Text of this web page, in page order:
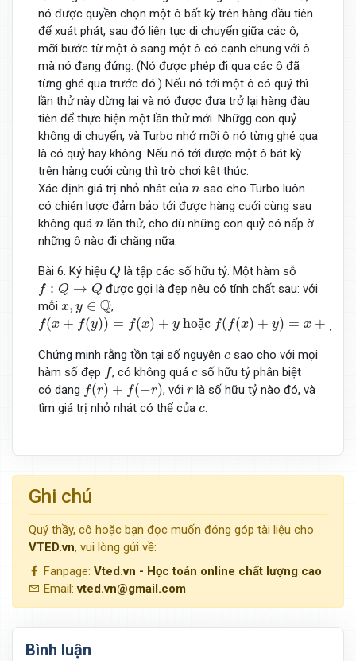
nó được quyền chọn một ô bất kỳ trên hàng đầu tiên
để xuát phát, sau đó liên tục di chuyển giữa các ô,
mỡi bước từ một ô sang một ô có cạnh chung với ô
mà nó đang đứng. (Nó được phép đi qua các ô đã
từng ghé qua trước đó.) Nếu nó tới một ô có quý thì
lần thử này dừng lại và nó được đưa trở lại hàng đàu
tiên để thực hiện một lần thử mới. Nhữgg con quỷ
không di chuyển, và Turbo nhớ mỡi ô nó từng ghé qua
là có quỷ hay không. Nếu nó tới được một ô bát kỳ
trên hàng cuới cùng thì trò chơi kêt thúc.
Xác định giá trị nhỏ nhât của n
n sao cho Turbo luôn
có chién lược đảm bảo tới được hàng cuới cùng sau
không quá n
n lần thử, cho dù những con quỷ có nấp ờ
những ô nào đi chăng nữa.
Bài 6. Ký hiệu Q
Q là tập các số hữu tỷ. Một hàm sỗ
f : Q → Q
f: → Q
được gọi là đẹp nêu có tính chất sau: với
mỗi x, y ∈ Q
x ∈Q ,
f(x + f(y)) = f(x) + y hoặc f( f(x) + y) = x +
f(x+f(y))=f(x yhoặc f x) )= x+ f(
Chứng minh rằng tồn tại số nguyên c
c sao cho với mọi
hàm số đẹp f
f, có không quác
c số hữu tỷ phân biệt
có dạng f(r) + f(−r)
f(r + f( r) , vớir
r là số hữu tỷ nào đó, và
tìm giá trị nhỏ nhát có thể của c
c.
Ghi chú
Quý thầy, cô hoặc bạn đọc muốn đóng góp tài liệu cho
VTED.vn, vui lòng gửi về:
Fanpage: Vted.vn - Học toán online chất lượng cao
Email:vted.vn@gmail.com
Bình luận